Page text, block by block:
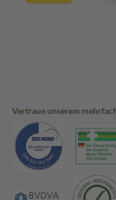
Vertraue unserem